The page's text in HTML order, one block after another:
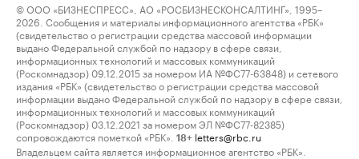
© ООО «БИЗНЕСПРЕСС», АО «РОСБИЗНЕСКОНСАЛТИНГ», 1995–
2026. Сообщения и материалы информационного агентства «РБК»
(свидетельство о регистрации средства массовой информации
выдано Федеральной службой по надзору в сфере связи,
информационных технологий и массовых коммуникаций
(Роскомнадзор) 09.12.2015 за номером ИА №ФС77-63848) и сетевого
издания «РБК» (свидетельство о регистрации средства массовой
информации выдано Федеральной службой по надзору в сфере связи,
информационных технологий и массовых коммуникаций
(Роскомнадзор) 03.12.2021 за номером ЭЛ №ФС77-82385)
сопровождаются пометкой «РБК».
18+ letters@rbc.ru
Владельцем сайта является информационное агентство «РБК».